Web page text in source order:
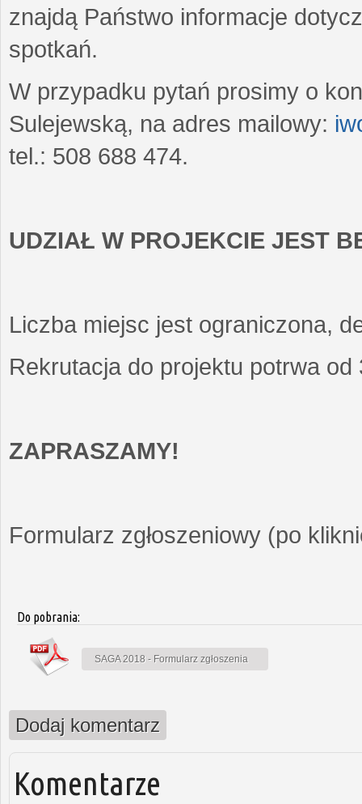
znajdą Państwo informacje
spotkań.
W przypadku pytań prosimy o
Sulejewską, na adres mailowy:
tel.: 508 688 474.
UDZIAŁ W PROJEKCIE JEST
Liczba miejsc jest ograniczona,
Rekrutacja do projektu potrwa
ZAPRASZAMY!
Formularz zgłoszeniowy (po
Do pobrania:
SAGA 2018 - Formularz zgłoszenia
Dodaj komentarz
Komentarze